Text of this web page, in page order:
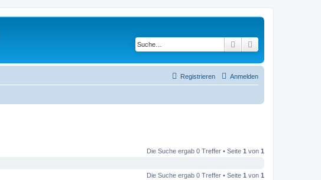
Suche
Anmelden
Registrieren
Die Suche ergab 0 Treffer • Seite 1 von 1
Die Suche ergab 0 Treffer • Seite 1 von 1